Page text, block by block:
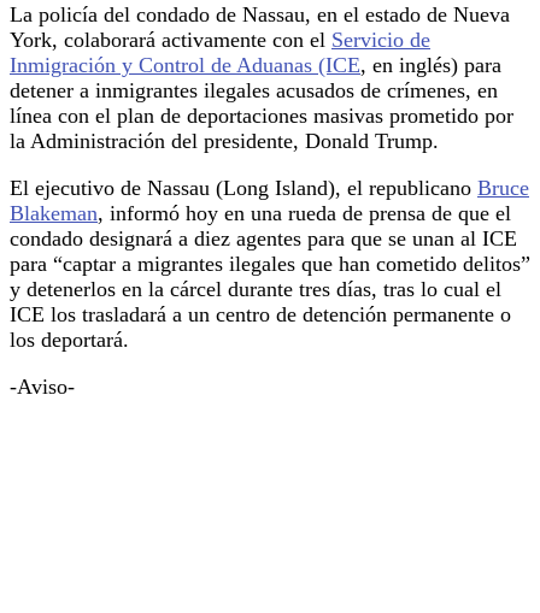
La policía del condado de Nassau, en el estado de Nueva
York, colaborará activamente con el Servicio de
Inmigración y Control de Aduanas (ICE, en inglés) para
detener a inmigrantes ilegales acusados de crímenes, en
línea con el plan de deportaciones masivas prometido por
la Administración del presidente, Donald Trump.
El ejecutivo de Nassau (Long Island), el republicano Bruce
Blakeman, informó hoy en una rueda de prensa de que el
condado designará a diez agentes para que se unan al ICE
para “captar a migrantes ilegales que han cometido delitos”
y detenerlos en la cárcel durante tres días, tras lo cual el
ICE los trasladará a un centro de detención permanente o
los deportará.
-Aviso-